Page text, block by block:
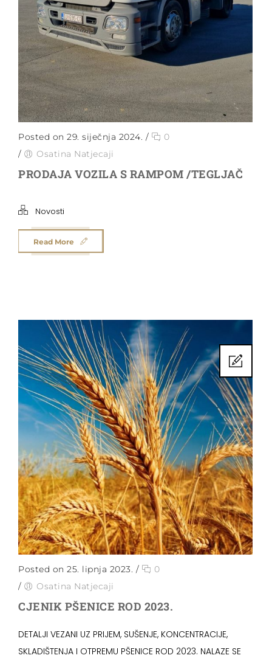
Posted on 29. siječnja 2024. /
0
/
Osatina Natjecaji
PRODAJA VOZILA S RAMPOM /TEGLJAČ
Novosti
Read More
Posted on 25. lipnja 2023. /
0
/
Osatina Natjecaji
CJENIK PŠENICE ROD 2023.
DETALJI VEZANI UZ PRIJEM, SUŠENJE, KONCENTRACIJE,
SKLADIŠTENJA I OTPREMU PŠENICE ROD 2023. NALAZE SE